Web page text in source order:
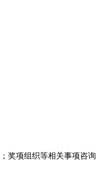
奖项组织等相关事项咨询